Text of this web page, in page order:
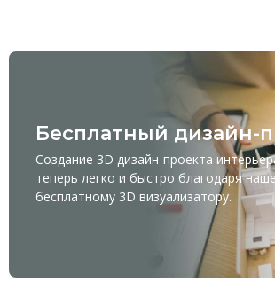
Бесплатный дизайн-
Создание 3D дизайн-проекта
теперь легко и быстро благодаря
бесплатному 3D визуализатору.